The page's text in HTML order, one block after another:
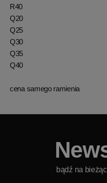
R40
Q20
Q25
Q30
Q35
Q40
cena samego ramienia
bądź na